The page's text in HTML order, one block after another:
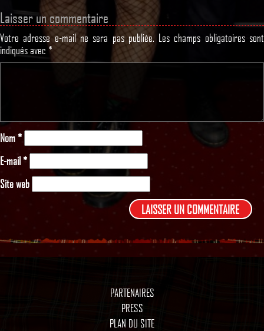
Laisser un commentaire
Votre adresse e-mail ne sera pas publiée. Les champs obligatoires sont
indiqués avec *
Nom*
E-mail*
Site web
PARTENAIRES
PRESS
PLAN DU SITE